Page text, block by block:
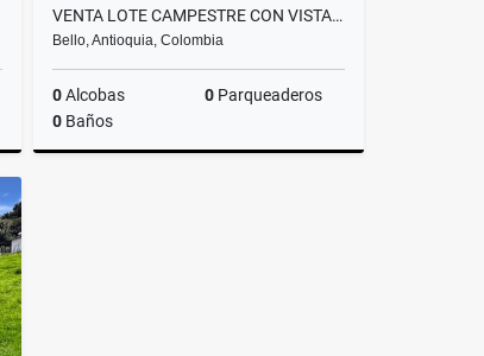
VENTA LOTE CAMPESTRE CON VISTA PANORÁMICA -INVERSIÓN CERCA A MEDELLÍN.
Bello, Antioquia, Colombia
0Alcobas 0 Parqueaderos
0 Baños